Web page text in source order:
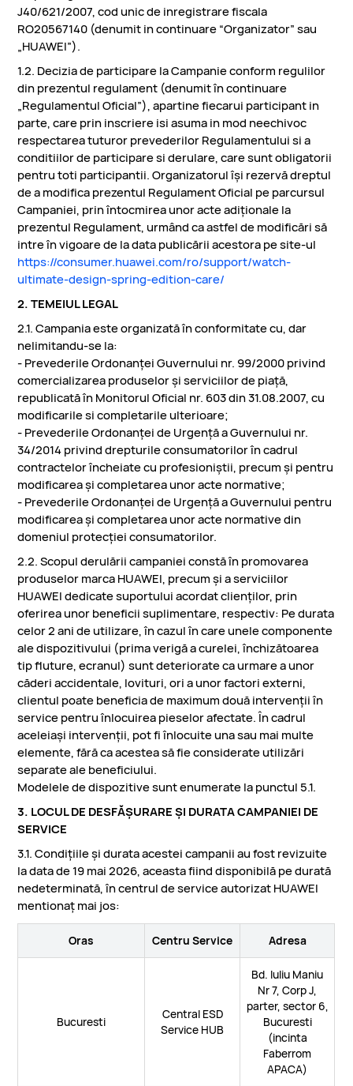
J40/621/2007, cod unic de inregistrare fiscala
RO20567140 (denumit in continuare “Organizator” sau
„HUAWEI”).
1.2. Decizia de participare la Campanie conform regulilor
din prezentul regulament (denumit în continuare
„Regulamentul Oficial”), apartine fiecarui participant in
parte, care prin inscriere isi asuma in mod neechivoc
respectarea tuturor prevederilor Regulamentului si a
conditiilor de participare si derulare, care sunt obligatorii
pentru toti participantii. Organizatorul îşi rezervă dreptul
de a modifica prezentul Regulament Oficial pe parcursul
Campaniei, prin întocmirea unor acte adiţionale la
prezentul Regulament, urmând ca astfel de modificări să
intre în vigoare de la data publicării acestora pe site-ul
https://consumer.huawei.com/ro/support/watch-
ultimate-design-spring-edition-care/
2. TEMEIUL LEGAL
2.1. Campania este organizată în conformitate cu, dar
nelimitandu-se la:
- Prevederile Ordonanţei Guvernului nr. 99/2000 privind
comercializarea produselor şi serviciilor de piaţă,
republicată în Monitorul Oficial nr. 603 din 31.08.2007, cu
modificarile si completarile ulterioare;
- Prevederile Ordonanţei de Urgenţă a Guvernului nr.
34/2014 privind drepturile consumatorilor în cadrul
contractelor încheiate cu profesioniştii, precum şi pentru
modificarea şi completarea unor acte normative;
- Prevederile Ordonanţei de Urgenţă a Guvernului pentru
modificarea și completarea unor acte normative din
domeniul protecției consumatorilor.
2.2. Scopul derulării campaniei constă în promovarea
produselor marca HUAWEI, precum și a serviciilor
HUAWEI dedicate suportului acordat clienților, prin
oferirea unor beneficii suplimentare, respectiv: Pe durata
celor 2 ani de utilizare, în cazul în care unele componente
ale dispozitivului (prima verigă a curelei, închizătoarea
tip fluture, ecranul) sunt deteriorate ca urmare a unor
căderi accidentale, lovituri, ori a unor factori externi,
clientul poate beneficia de maximum două intervenții în
service pentru înlocuirea pieselor afectate. În cadrul
aceleiași intervenții, pot fi înlocuite una sau mai multe
elemente, fără ca acestea să fie considerate utilizări
separate ale beneficiului.
Modelele de dispozitive sunt enumerate la punctul 5.1.
3. LOCUL DE DESFĂŞURARE ŞI DURATA CAMPANIEI DE
SERVICE
3.1. Condițiile și durata acestei campanii au fost revizuite
la data de 19 mai 2026, aceasta fiind disponibilă pe durată
nedeterminată, în centrul de service autorizat HUAWEI
mentionaț mai jos:
Oras Centru Service Adresa
Bucuresti
Central ESD
Service HUB
Bd. Iuliu Maniu
Nr 7, Corp J,
parter, sector 6,
Bucuresti
(incinta
Faberrom
APACA)